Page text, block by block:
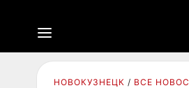
НОВОКУЗНЕЦК ВСЕ